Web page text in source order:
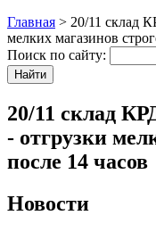
Главная > 20/11 склад
мелких магазинов
Поиск по сайту:
20/11 склад
- отгрузки
после 14 часов
Новости